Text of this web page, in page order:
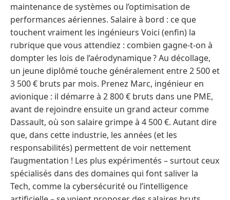
maintenance de systèmes ou l’optimisation de
performances aériennes. Salaire à bord : ce que
touchent vraiment les ingénieurs Voici (enfin) la
rubrique que vous attendiez : combien gagne-t-on à
dompter les lois de l’aérodynamique ? Au décollage,
un jeune diplômé touche généralement entre 2 500 et
3 500 € bruts par mois. Prenez Marc, ingénieur en
avionique : il démarre à 2 800 € bruts dans une PME,
avant de rejoindre ensuite un grand acteur comme
Dassault, où son salaire grimpe à 4 500 €. Autant dire
que, dans cette industrie, les années (et les
responsabilités) permettent de voir nettement
l’augmentation ! Les plus expérimentés – surtout ceux
spécialisés dans des domaines qui font saliver la
Tech, comme la cybersécurité ou l’intelligence